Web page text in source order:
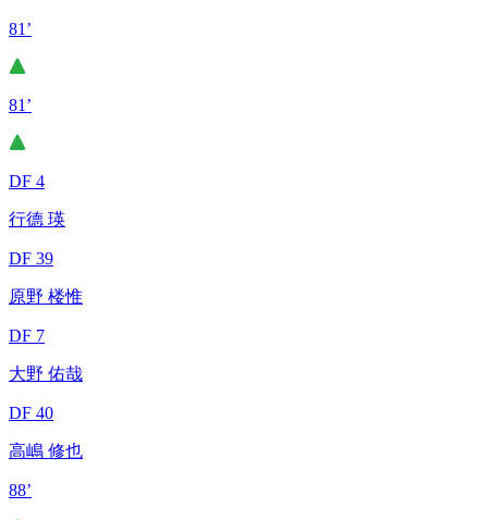
81’
81’
DF 4
行德 瑛
DF 39
原野 楼惟
DF 7
大野 佑哉
DF 40
高嶋 修也
88’